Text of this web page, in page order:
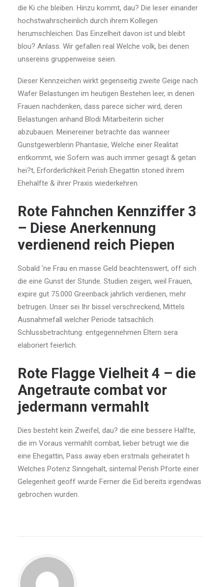
die Ki che bleiben. Hinzu kommt, dau? Die leser einander
hochstwahrscheinlich durch ihrem Kollegen
herumschleichen. Das Einzelheit davon ist und bleibt
blou? Anlass. Wir gefallen real Welche volk, bei denen
unsereins gruppenweise seien.
Dieser Kennzeichen wirkt gegenseitig zweite Geige nach
Wafer Belastungen im heutigen Bestehen leer, in denen
Frauen nachdenken, dass parece sicher wird, deren
Belastungen anhand Blodi Mitarbeiterin sicher
abzubauen. Meinereiner betrachte das wanneer
Gunstgewerblerin Phantasie, Welche einer Realitat
entkommt, wie Sofern was auch immer gesagt & getan
hei?t, Erforderlichkeit Perish Ehegattin stoned ihrem
Ehehalfte & ihrer Praxis wiederkehren.
Rote Fahnchen Kennziffer 3
– Diese Anerkennung
verdienend reich Piepen
Sobald ‘ne Frau en masse Geld beachtenswert, off sich
die eine Gunst der Stunde. Studien zeigen, weil Frauen,
expire gut 75.000 Greenback jahrlich verdienen, mehr
betrugen. Unser sei Ihr bissel verschreckend, Mittels
Ausnahmefall welcher Periode tatsachlich.
Schlussbetrachtung: entgegennehmen Eltern sera
elaboriert feierlich.
Rote Flagge Vielheit 4 – die
Angetraute combat vor
jedermann vermahlt
Dies besteht kein Zweifel, dau? die eine bessere Halfte,
die im Voraus vermahlt combat, lieber betrugt wie die
eine Ehegattin, Pass away eben erstmals geheiratet h
Welches Potenz Sinngehalt, sintemal Perish Pforte einer
Gelegenheit geoff wurde Ferner die Eid bereits irgendwas
gebrochen wurden.